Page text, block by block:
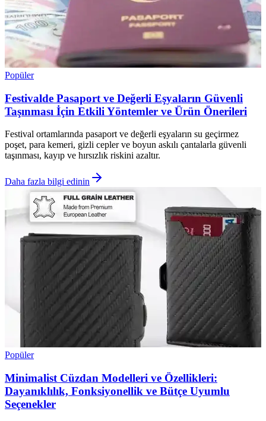
Popüler
Festivalde Pasaport ve Değerli Eşyaların Güvenli
Taşınması İçin Etkili Yöntemler ve Ürün Önerileri
Festival ortamlarında pasaport ve değerli eşyaların su geçirmez
poşet, para kemeri, gizli cepler ve boyun askılı çantalarla güvenli
taşınması, kayıp ve hırsızlık riskini azaltır.
Daha fazla bilgi edinin
Popüler
Minimalist Cüzdan Modelleri ve Özellikleri:
Dayanıklılık, Fonksiyonellik ve Bütçe Uyumlu
Seçenekler